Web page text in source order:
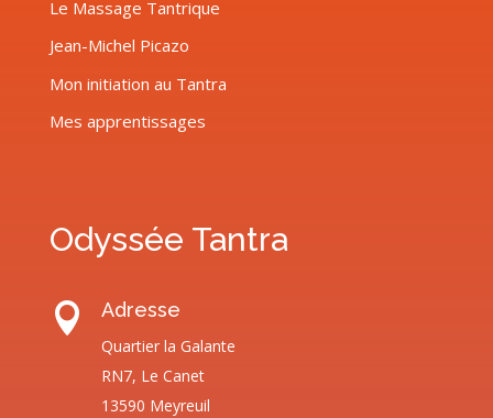
Le Massage Tantrique
Jean-Michel Picazo
Mon initiation au Tantra
Mes apprentissages
Odyssée Tantra
 Adresse
Quartier la Galante
RN7, Le Canet
13590 Meyreuil